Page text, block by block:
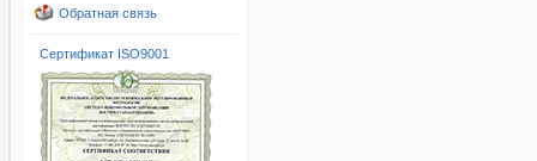
Обратная связь
Сертификат ISO9001